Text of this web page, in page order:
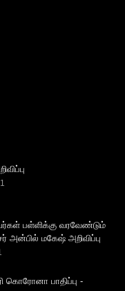
பள்ளிக்கு வரவேண்டும்
மகேஷ் அறிவிப்பு
கொரோனா பாதிப்பு -